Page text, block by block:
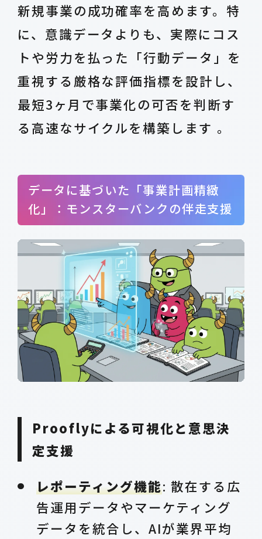
新規事業の成功確率を高めます。特
に、意識データよりも、実際にコス
トや労力を払った「行動データ」を
重視する厳格な評価指標を設計し、
最短3ヶ月で事業化の可否を判断す
る高速なサイクルを構築します 。
データに基づいた「事業計画精緻
化」：モンスターバンクの伴走支援
Prooflyによる可視化と意思決
定支援
レポーティング機能: 散在する広
告運用データやマーケティング
データを統合し、AIが業界平均